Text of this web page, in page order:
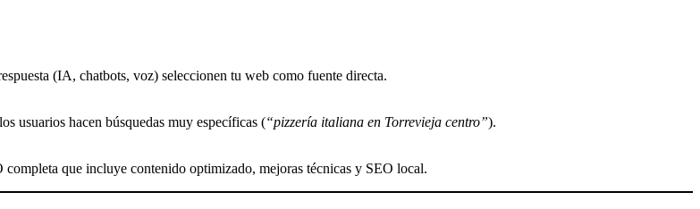
(IA, chatbots, voz) seleccionen tu web como fuente directa.
usuarios hacen búsquedas muy específicas (“pizzería italiana en Torrevieja centro”).
completa que incluye contenido optimizado, mejoras técnicas y SEO local.